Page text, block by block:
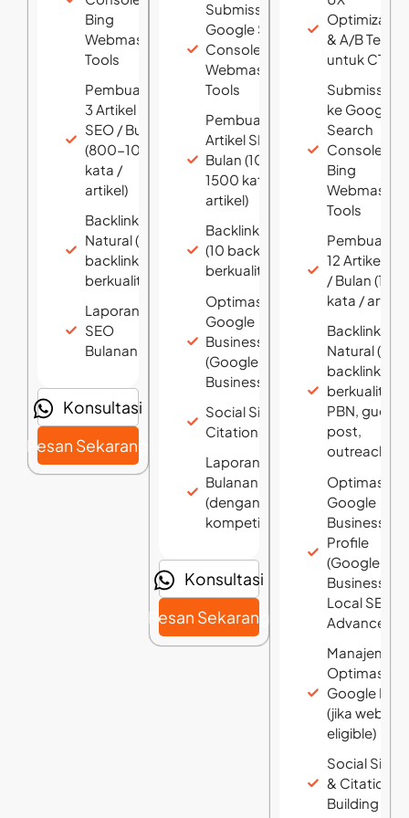
Bing
Webmaster
Tools
Pembuatan
3 Artikel
SEO / Bulan
(800-1000
kata /
artikel)
Backlink
Natural (5
backlink
berkualitas)
Laporan
SEO
Bulanan
Konsultasi
Pesan Sekarang
Submission ke
Google Search
Console & Bing
Webmaster
Tools
Pembuatan 6
Artikel SEO /
Bulan (1000-
1500 kata /
artikel)
Backlink Natural
(10 backlink
berkualitas)
Optimasi
Google
Business Profile
(Google My
Business)
Social Signal &
Citation Building
Laporan SEO
Bulanan
(dengan insight
kompetitor)
Konsultasi
Pesan Sekarang
& A/B
untuk CTR
Submission
ke Google
Search
Console &
Bing
Webmaster
Tools
Pembuatan
12 Artikel
/ Bulan
kata / artikel)
Backlink
Natural (20+
backlink
berkualitas -
PBN, guest
post,
outreach)
Optimasi
Google
Business
Profile
(Google My
Business) &
Local SEO
Advanced
Manajemen
Optimasi
Google
(jika website
eligible)
Social Signal
& Citation
Building